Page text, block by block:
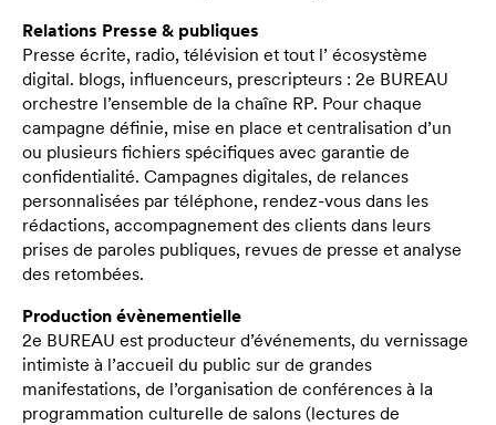
Relations Presse & publiques
Presse écrite, radio, télévision et tout l’ écosystème
digital. blogs, influenceurs, prescripteurs : 2e BUREAU
orchestre l’ensemble de la chaîne RP. Pour chaque
campagne définie, mise en place et centralisation d’un
ou plusieurs fichiers spécifiques avec garantie de
confidentialité. Campagnes digitales, de relances
personnalisées par téléphone, rendez-vous dans les
rédactions, accompagnement des clients dans leurs
prises de paroles publiques, revues de presse et analyse
des retombées.
Production évènementielle
2e BUREAU est producteur d’événements, du vernissage
intimiste à l’accueil du public sur de grandes
manifestations, de l’organisation de conférences à la
programmation culturelle de salons (lectures de